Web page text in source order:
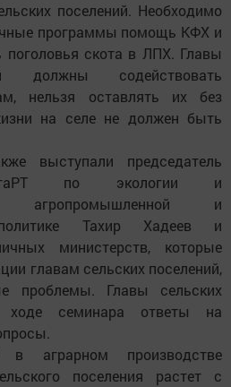
поселений. Необходимо
программы помощь КФХ и
поголовья скота в ЛПХ. Главы
должны содействовать
нельзя оставлять их без
на селе не должен быть
выступали председатель
по экологии и
агропромышленной и
политике Тахир Хадеев и
министерств, которые
главам сельских поселений,
проблемы. Главы сельских
семинара ответы на
производстве
поселения растет с